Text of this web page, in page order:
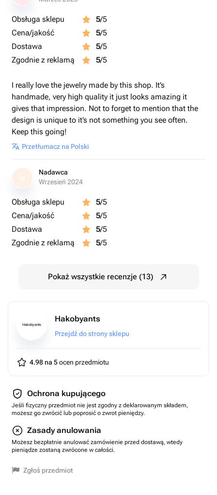
Obsługa sklepu 5/5
Cena/jakość
5/5
Dostawa
5/5
Zgodnie z reklamą
5/5
I really love the jewelry made by this shop. It’s
handmade, very high quality it just looks amazing it
gives that impression. Not to forget to mention that the
design is unique to it’s not something you see often.
Keep this going!
Przetłumacz na Polski
N
Nadawca
Wrzesień 2024
Obsługa sklepu 5/5
Cena/jakość
5/5
Dostawa
5/5
Zgodnie z reklamą
5/5
Pokaż wszystkie recenzje (13)
Hakobyants
Hakobyants
Przejdź do strony sklepu
4.98 na 5ocen przedmiotu
Ochrona kupującego
Jeśli fizyczny przedmiot nie jest zgodny z deklarowanym składem,
możesz go zwrócić lub poprosić o zwrot pieniędzy.
Zasady anulowania
Możesz bezpłatnie anulować zamówienie przed dostawą, wtedy
pieniądze zostaną zwrócone w całości.
Zgłoś przedmiot